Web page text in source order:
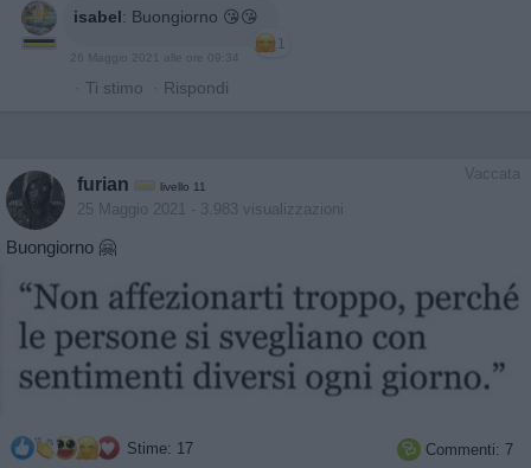
isabel: Buongiorno 😘😘
1
26 Maggio 2021 alle ore 09:34
· Ti stimo · Rispondi
Vaccata
furian livello 11
25 Maggio 2021 - 3.983 visualizzazioni
Buongiorno 🤗
Stime: 17  Commenti: 7